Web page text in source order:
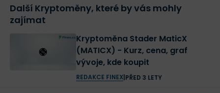
Další Kryptoměny, které by vás mohly
zajímat
Kryptoměna Stader MaticX
(MATICX) - Kurz, cena, graf
vývoje, kde koupit
REDAKCE FINEX| PŘED 3 LETY